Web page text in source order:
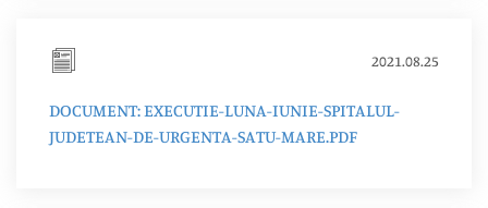
2021.08.25
DOCUMENT: EXECUTIE-LUNA-IUNIE-SPITALUL-
JUDETEAN-DE-URGENTA-SATU-MARE.PDF